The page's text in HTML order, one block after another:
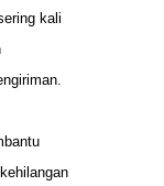
kali